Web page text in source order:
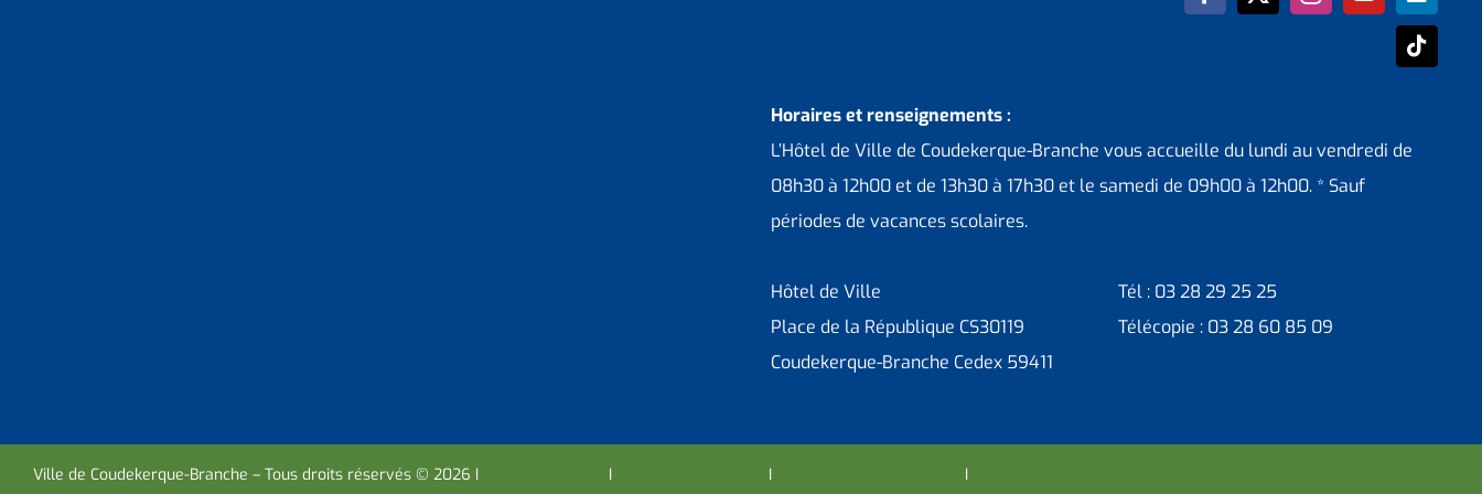
Horaires et renseignements :
L’Hôtel de Ville de Coudekerque-Branche vous accueille du lundi au vendredi de
08h30 à 12h00 et de 13h30 à 17h30 et le samedi de 09h00 à 12h00. * Sauf
périodes de vacances scolaires.
Hôtel de Ville
Place de la République CS30119
Coudekerque-Branche Cedex 59411
Tél : 03 28 29 25 25
Télécopie : 03 28 60 85 09
Ville de Coudekerque-Branche – Tous droits réservés © 2026 I I I I